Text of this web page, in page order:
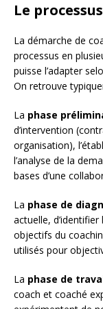
Le
La démarche de
processus en
puisse l’adapter
On retrouve
La phase
d’intervention
organisation),
l’analyse de la
bases d’une
La phase de
actuelle,
objectifs du
utilisés pour
La phase de
coach et coaché